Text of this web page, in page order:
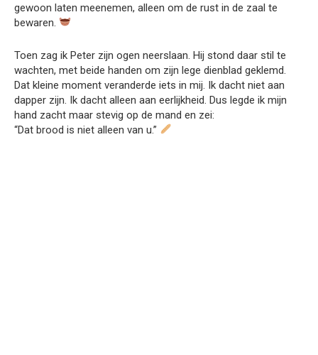
gewoon laten meenemen, alleen om de rust in de zaal te
bewaren.
Toen zag ik Peter zijn ogen neerslaan. Hij stond daar stil te
wachten, met beide handen om zijn lege dienblad geklemd.
Dat kleine moment veranderde iets in mij. Ik dacht niet aan
dapper zijn. Ik dacht alleen aan eerlijkheid. Dus legde ik mijn
hand zacht maar stevig op de mand en zei:
“Dat brood is niet alleen van u.”